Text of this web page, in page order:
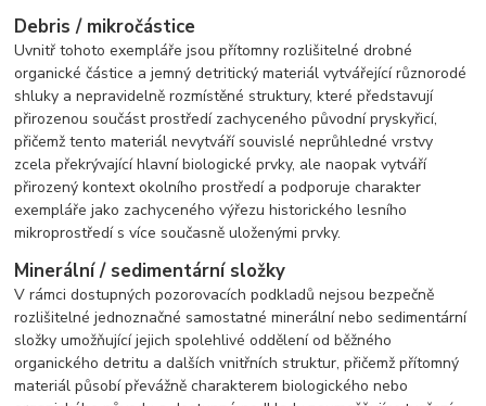
Debris / mikročástice
Uvnitř tohoto exempláře jsou přítomny rozlišitelné drobné
organické částice a jemný detritický materiál vytvářející různorodé
shluky a nepravidelně rozmístěné struktury, které představují
přirozenou součást prostředí zachyceného původní pryskyřicí,
přičemž tento materiál nevytváří souvislé neprůhledné vrstvy
zcela překrývající hlavní biologické prvky, ale naopak vytváří
přirozený kontext okolního prostředí a podporuje charakter
exempláře jako zachyceného výřezu historického lesního
mikroprostředí s více současně uloženými prvky.
Minerální / sedimentární složky
V rámci dostupných pozorovacích podkladů nejsou bezpečně
rozlišitelné jednoznačné samostatné minerální nebo sedimentární
složky umožňující jejich spolehlivé oddělení od běžného
organického detritu a dalších vnitřních struktur, přičemž přítomný
materiál působí převážně charakterem biologického nebo